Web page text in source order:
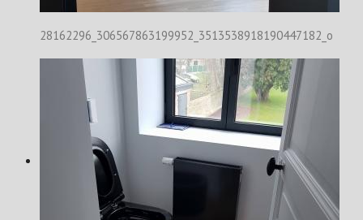
28162296_306567863199952_3513538918190447182_o